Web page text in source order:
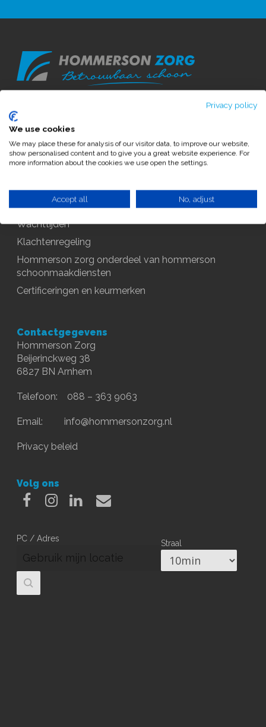
Over Hommerson Zorg
Hommerson Zorg
Werkwijze en aanmeldprocedure
Kwaliteitsbeleid
Wachttijden
Klachtenregeling
Hommerson zorg onderdeel van hommerson
schoonmaakdiensten
Certificeringen en keurmerken
Contactgegevens
Hommerson Zorg
Beijerinckweg 38
6827 BN Arnhem
Telefoon: 088 – 363 9063
Email: info@hommersonzorg.nl
Privacy beleid
Volg ons
FacebookInstagram
Linkedin
Email
PC / Adres Straal
Home
Over ons
Werkwijze en
Wachttijden
Klachtenregeling
Certificeringen en
Huishoudelijke
WMO
wooninstellingen
Gemeenten
Gemeente Renkum
Huishoudelijke
Oosterbeek
Huishoudelijke
Huishoudelijke
Gemeente
Huishoudelijke
Oosterhout (Gld)
Elst (Gld)
Gemeente Rheden
Huishoudelijke
Contact
Privacy policy
We use cookies
We may place these for analysis of our visitor data, to improve our website,
show personalised content and to give you a great website experience. For
more information about the cookies we use open the settings.
Accept all No, adjust